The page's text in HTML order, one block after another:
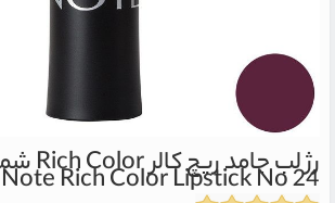
رژ لب جامد ریچ کالر Rich Color شماره 24 نوت
Note Rich Color Lipstick No 24